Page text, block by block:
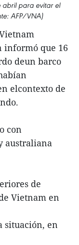
abril para evitar el
AFP/VNA)
informó que 16
deun barco
elcontexto de
con
australiana
de
Vietnam en
situación, en